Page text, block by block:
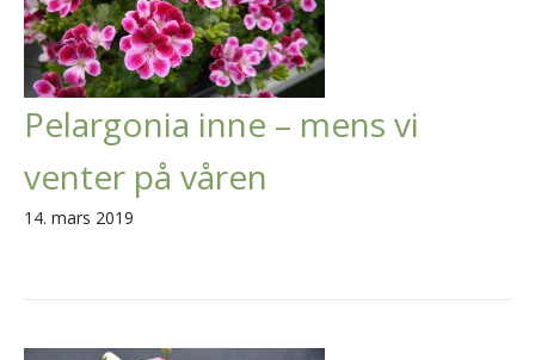
Pelargonia inne – mens vi
venter på våren
14. mars 2019